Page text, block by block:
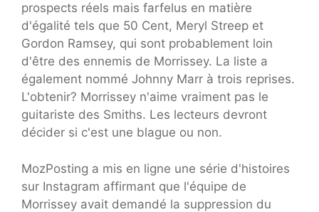
prospects réels mais farfelus en matière
d'égalité tels que 50 Cent, Meryl Streep et
Gordon Ramsey, qui sont probablement loin
d'être des ennemis de Morrissey. La liste a
également nommé Johnny Marr à trois reprises.
L'obtenir? Morrissey n'aime vraiment pas le
guitariste des Smiths. Les lecteurs devront
décider si c'est une blague ou non.
MozPosting a mis en ligne une série d'histoires
sur Instagram affirmant que l'équipe de
Morrissey avait demandé la suppression du